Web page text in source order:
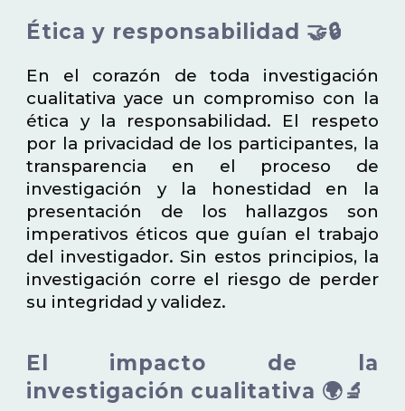
Ética y responsabilidad 🤝🔒
En el corazón de toda investigación
cualitativa yace un compromiso con la
ética y la responsabilidad. El respeto
por la privacidad de los participantes, la
transparencia en el proceso de
investigación y la honestidad en la
presentación de los hallazgos son
imperativos éticos que guían el trabajo
del investigador. Sin estos principios, la
investigación corre el riesgo de perder
su integridad y validez.
El impacto de la
investigación cualitativa 🌍🔬